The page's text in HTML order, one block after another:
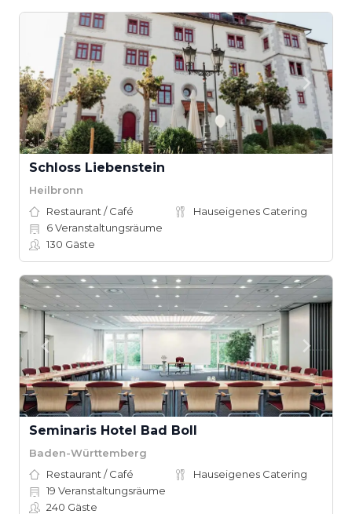
Schloss Liebenstein
Heilbronn
Restaurant / Café
Hauseigenes Catering
6Veranstaltungsräume
130 Gäste
Seminaris Hotel Bad Boll
Baden-Württemberg
Restaurant / Café
Hauseigenes Catering
19 Veranstaltungsräume
240 Gäste